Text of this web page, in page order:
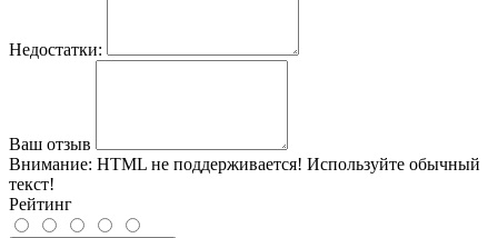
Недостатки:
Ваш отзыв
Внимание: HTML не поддерживается! Используйте обычный
текст!
Рейтинг